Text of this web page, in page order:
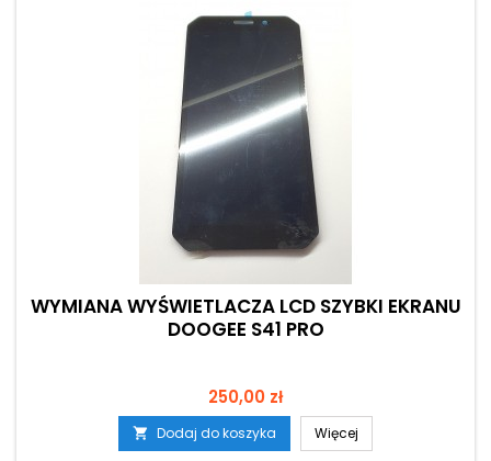
WYMIANA WYŚWIETLACZA LCD SZYBKI EKRANU
DOOGEE S41 PRO
Cena
250,00 zł
 Dodaj do koszyka Więcej